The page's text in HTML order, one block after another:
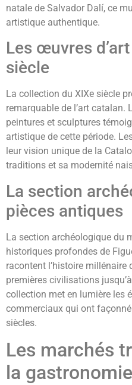
natale de Salvador Dalí, ce
artistique authentique.
Les œuvres
siècle
La collection du XIXe siècle
remarquable de l’art catalan.
peintures et sculptures
artistique de cette période.
leur vision unique de la
traditions et sa modernité
La section
pièces antiques
La section archéologique du
historiques profondes de
racontent l’histoire millénaire
premières civilisations
collection met en lumière les
commerciaux qui ont
siècles.
Les marchés
la